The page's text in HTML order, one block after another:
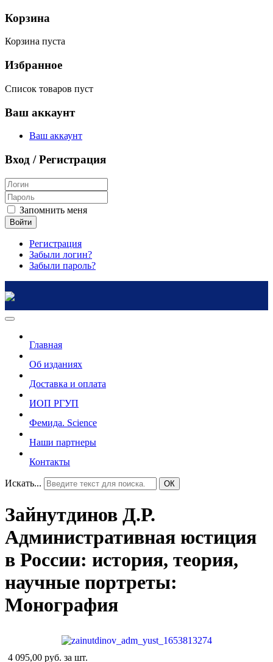
Корзина
Корзина пуста
Избранное
Список товаров пуст
Ваш аккаунт
Ваш аккаунт
Вход / Регистрация
Запомнить меня
Войти
Регистрация
Забыли логин?
Забыли пароль?
Главная
Об изданиях
Доставка и оплата
ИОП РГУП
Фемида. Science
Наши партнеры
Контакты
Искать... ОК
Зайнутдинов Д.Р.
Административная юстиция
в России: история, теория,
научные портреты:
Монография
4 095,00 руб. за шт.